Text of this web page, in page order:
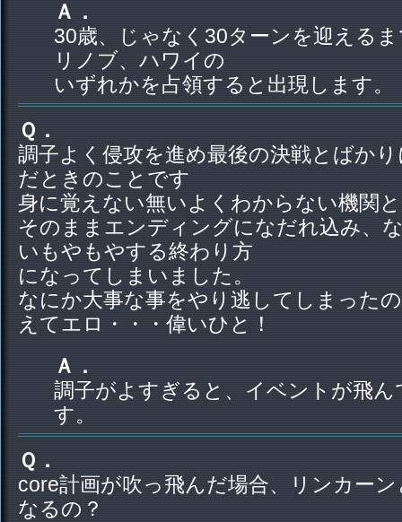
Ａ．
30歳、じゃなく30ターンを迎える
リノブ、ハワイの
いずれかを占領すると出現します。
Ｑ．
調子よく侵攻を進め最後の決戦とばか
だときのことです
身に覚えない無いよくわからない機関
そのままエンディングになだれ込み、
いもやもやする終わり方
になってしまいました。
なにか大事な事をやり逃してしまった
えてエロ・・・偉いひと！
Ａ．
調子がよすぎると、イベントが飛
す。
Ｑ．
core計画が吹っ飛んだ場合、リンカー
なるの？